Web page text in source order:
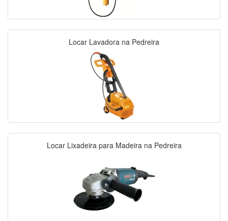
Locar Lavadora na Pedreira
Locar Lixadeira para Madeira na Pedreira